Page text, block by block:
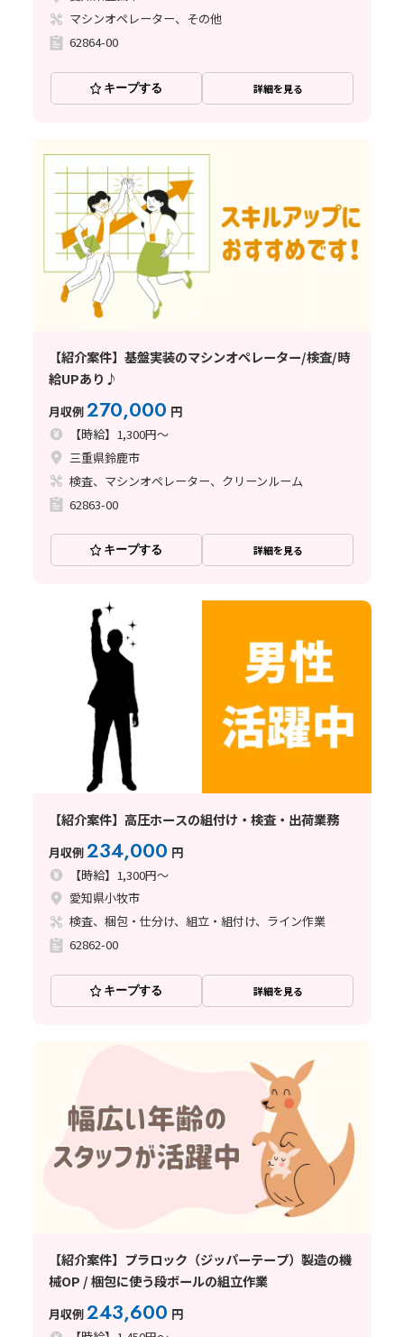
マシンオペレーター、その他
62864-00
キープする 詳細を見る
【紹介案件】基盤実装のマシンオペレーター/検査/時
給UPあり♪
月収例270,000 円
【時給】1,300円～
三重県鈴鹿市
検査、マシンオペレーター、クリーンルーム
62863-00
キープする 詳細を見る
【紹介案件】高圧ホースの組付け・検査・出荷業務
月収例234,000 円
【時給】1,300円～
愛知県小牧市
検査、梱包・仕分け、組立・組付け、ライン作業
62862-00
キープする 詳細を見る
【紹介案件】プラロック（ジッパーテープ）製造の機
械OP / 梱包に使う段ボールの組立作業
月収例243,600 円